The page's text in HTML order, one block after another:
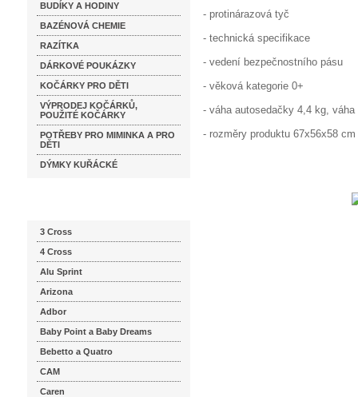
BUDÍKY A HODINY
BAZÉNOVÁ CHEMIE
RAZÍTKA
DÁRKOVÉ POUKÁZKY
KOČÁRKY PRO DĚTI
VÝPRODEJ KOČÁRKŮ,
POUŽITÉ KOČÁRKY
POTŘEBY PRO MIMINKA A PRO
DĚTI
DÝMKY KUŘÁCKÉ
3 Cross
4 Cross
Alu Sprint
Arizona
Adbor
Baby Point a Baby Dreams
Bebetto a Quatro
CAM
Caren
- protinárazová tyč
- technická specifikace
- vedení bezpečnostního pásu
- věková kategorie 0+
- váha autosedačky 4,4 kg, váha
- rozměry produktu 67x56x58 cm